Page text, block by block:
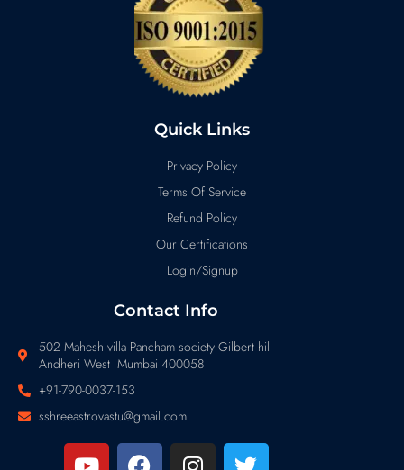
Quick Links
Privacy Policy
Terms Of Service
Refund Policy
Our Certifications
Login/Signup
Contact Info
502 Mahesh villa Pancham society Gilbert hill
Andheri West Mumbai 400058
+91-790-0037-153
sshreeastrovastu@gmail.com